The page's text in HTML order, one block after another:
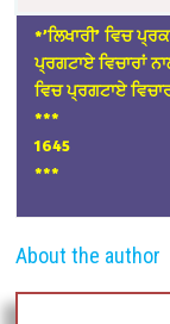
*’ਲਿਖਾਰੀ’ ਵਿਚ
ਪ੍ਰਗਟਾਏ ਵਿਚਾਰਾਂ
ਵਿਚ ਪ੍ਰਗਟਾਏ
***
1645
***
About the author